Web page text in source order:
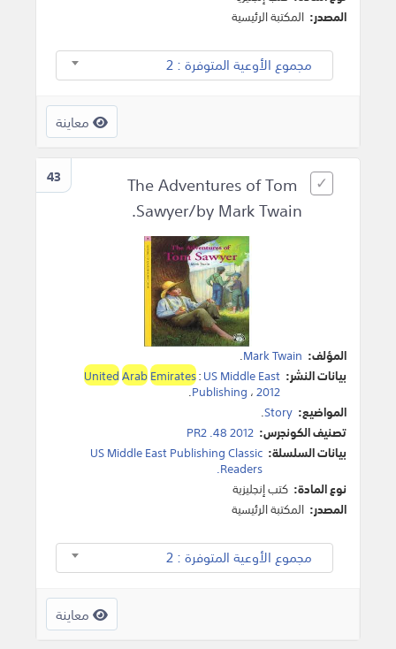
المصدر: المكتبة الرئيسية
مجموع الأوعية المتوفرة : 2
معاينة
43
The Adventures of Tom
Sawyer/by Mark Twain.
المؤلف: Mark Twain
.
بيانات النشر:
UnitedArabEmirates:US Middle East
Publishing ،2012
.
المواضيع: Story
.
تصنيف الكونجرس: PR2 .48 2012
بيانات السلسلة: US Middle East Publishing Classic
Readers.
نوع المادة: كتب إنجليزية
المصدر: المكتبة الرئيسية
مجموع الأوعية المتوفرة : 2
معاينة